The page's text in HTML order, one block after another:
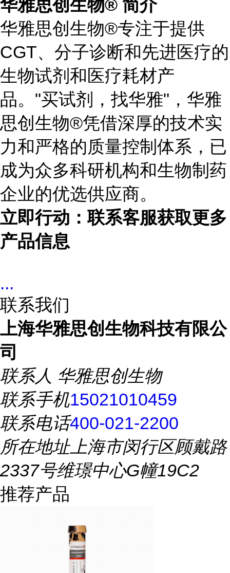
华雅思创生物® 简介
华雅思创生物®专注于提供
CGT、分子诊断和先进医疗的
生物试剂和医疗耗材产
品。"买试剂，找华雅"，华雅
思创生物®凭借深厚的技术实
力和严格的质量控制体系，已
成为众多科研机构和生物制药
企业的优选供应商。
立即行动：联系客服获取更多
产品信息
...
联系我们
上海华雅思创生物科技有限公
司
联系人 华雅思创生物
联系手机15021010459
联系电话400-021-2200
所在地址上海市闵行区顾戴路
2337号维璟中心G幢19C2
推荐产品